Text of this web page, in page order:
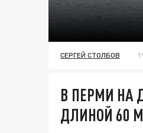
СЕРГЕЙ СТОЛБОВ
В ПЕРМИ НА
ДЛИНОЙ 60